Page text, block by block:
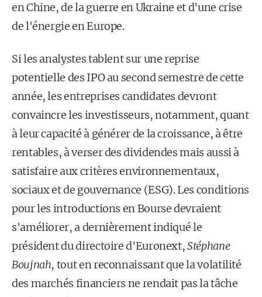
en Chine, de la guerre en Ukraine et d'une crise
de l'énergie en Europe.
Si les analystes tablent sur une reprise
potentielle des IPO au second semestre de cette
année, les entreprises candidates devront
convaincre les investisseurs, notamment, quant
à leur capacité à générer de la croissance, à être
rentables, à verser des dividendes mais aussi à
satisfaire aux critères environnementaux,
sociaux et de gouvernance (ESG). Les conditions
pour les introductions en Bourse devraient
s'améliorer, a dernièrement indiqué le
président du directoire d'Euronext,Stéphane
Boujnah, tout en reconnaissant que la volatilité
des marchés financiers ne rendait pas la tâche